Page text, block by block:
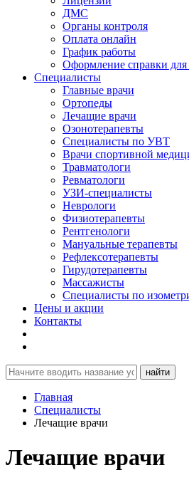
ДМС
Органы контроля
Оплата онлайн
График работы
Оформление справки
Специалисты
Главные врачи
Ортопеды
Лечащие врачи
Озонотерапевты
Специалисты по УВТ
Врачи спортивной
Травматологи
Ревматологи
УЗИ-специалисты
Неврологи
Физиотерапевты
Рентгенологи
Мануальные терапевты
Рефлексотерапевты
Гирудотерапевты
Массажисты
Специалисты по
Цены и акции
Контакты
найти
Главная
Специалисты
Лечащие врачи
Лечащие врачи